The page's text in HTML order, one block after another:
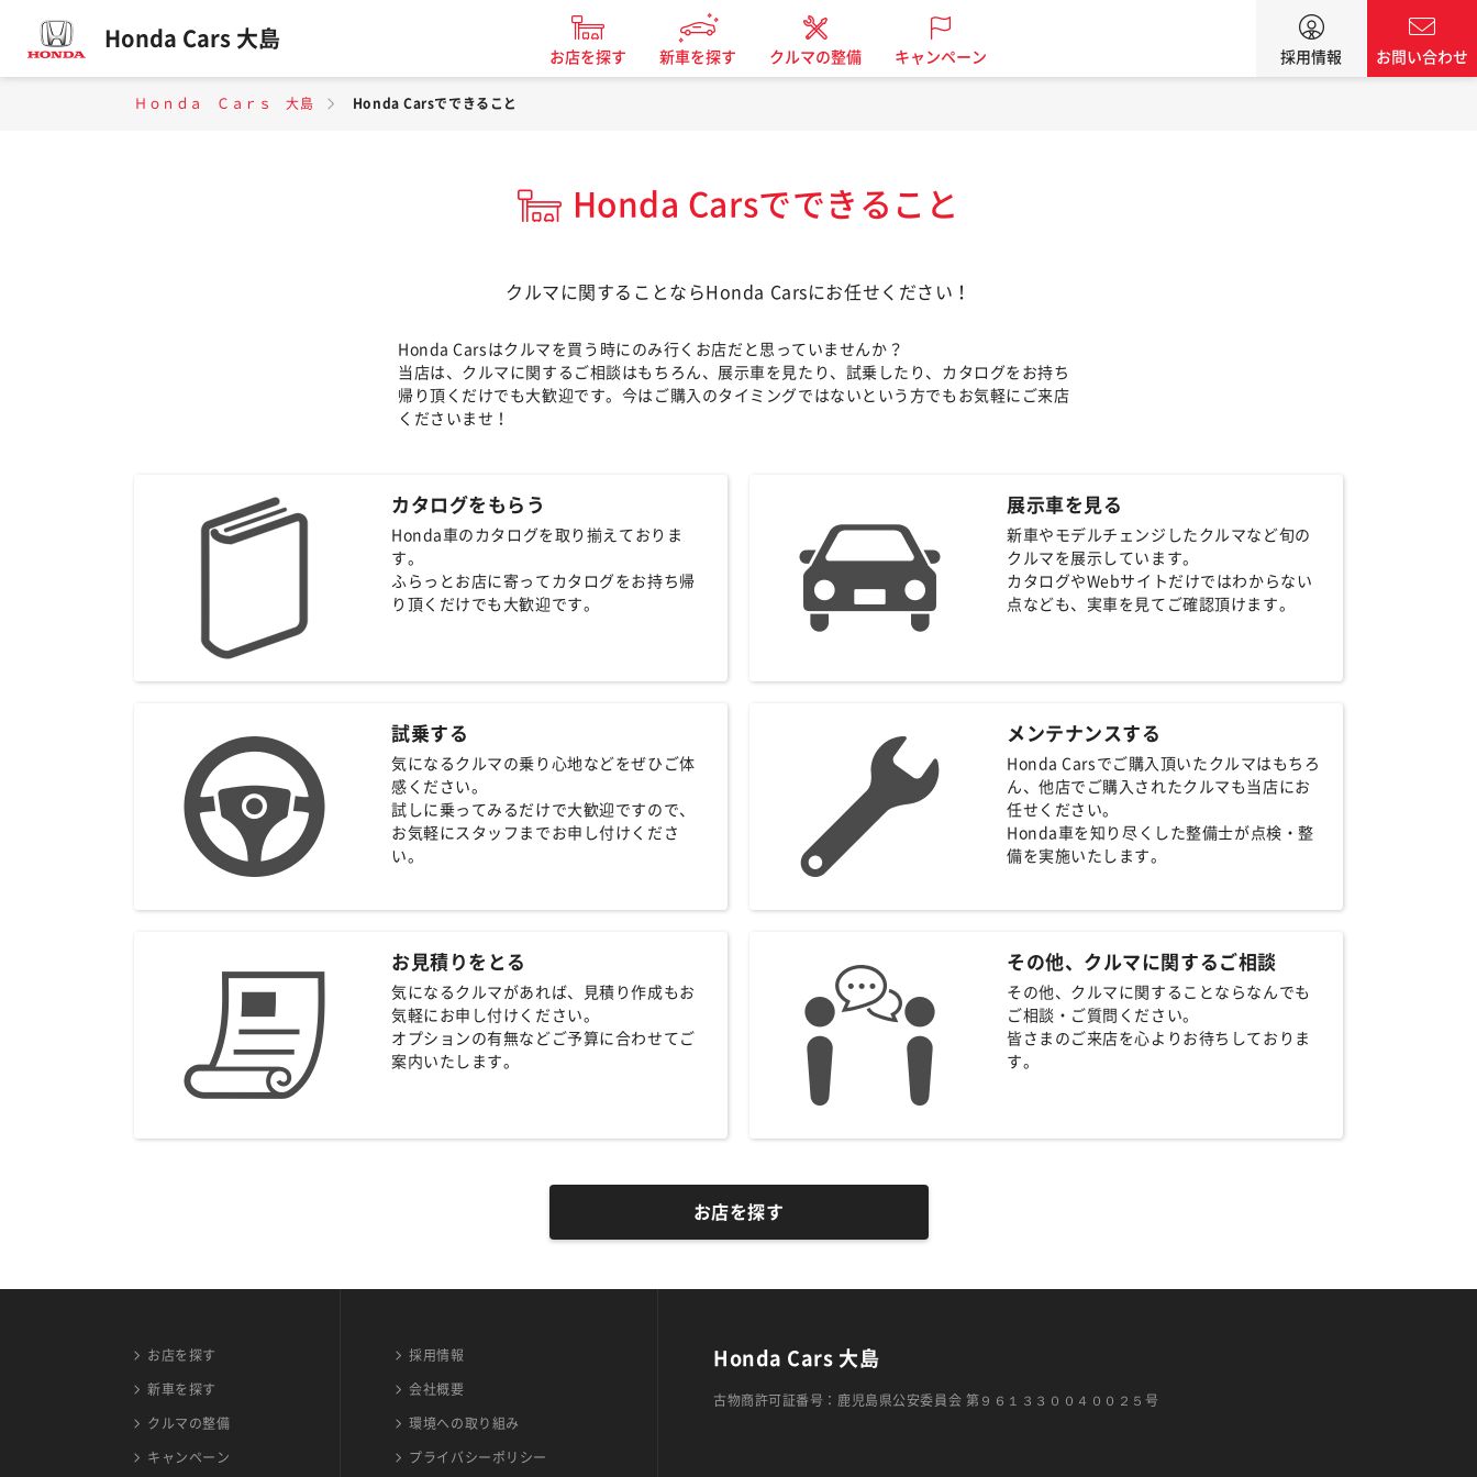
Honda Cars 大島
お店を探す 新車を探す クルマの整備 キャンペーン 採用情報 お問い合わせ
Ｈｏｎｄａ Ｃａｒｓ 大島 Honda Carsでできること
Honda Carsでできること
クルマに関することならHonda Carsにお任せください！
Honda Carsはクルマを買う時にのみ行くお店だと思っていませんか？
当店は、クルマに関するご相談はもちろん、展示車を見たり、試乗したり、カタログをお持ち
帰り頂くだけでも大歓迎です。今はご購入のタイミングではないという方でもお気軽にご来店
くださいませ！
カタログをもらう
Honda車のカタログを取り揃えておりま
す。
ふらっとお店に寄ってカタログをお持ち帰
り頂くだけでも大歓迎です。
展示車を見る
新車やモデルチェンジしたクルマなど旬の
クルマを展示しています。
カタログやWebサイトだけではわからない
点なども、実車を見てご確認頂けます。
試乗する
気になるクルマの乗り心地などをぜひご体
感ください。
試しに乗ってみるだけで大歓迎ですので、
お気軽にスタッフまでお申し付けくださ
い。
メンテナンスする
Honda Carsでご購入頂いたクルマはもちろ
ん、他店でご購入されたクルマも当店にお
任せください。
Honda車を知り尽くした整備士が点検・整
備を実施いたします。
お見積りをとる
気になるクルマがあれば、見積り作成もお
気軽にお申し付けください。
オプションの有無などご予算に合わせてご
案内いたします。
その他、クルマに関するご相談
その他、クルマに関することならなんでも
ご相談・ご質問ください。
皆さまのご来店を心よりお待ちしておりま
す。
お店を探す
お店を探す
新車を探す
クルマの整備
キャンペーン
採用情報
会社概要
環境への取り組み
プライバシーポリシー
Honda Cars 大島
古物商許可証番号：鹿児島県公安委員会 第９６１３３００４００２５号